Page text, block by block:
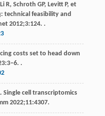
Li R, Schroth GP, Levitt P, et
technical feasibility and
2012;3:124. .
costs set to head down
:3‒6. .
. Single cell transcriptomics
2022;11:4307.